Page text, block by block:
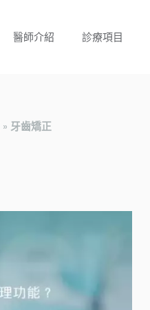
醫師介紹 診療項目
» 牙齒矯正